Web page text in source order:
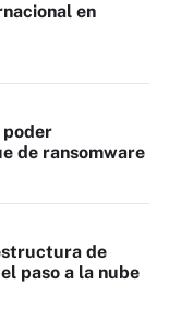
en
poder
de ransomware
de
paso a la nube